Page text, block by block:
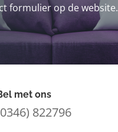
formulier op de website.
met ons
822796